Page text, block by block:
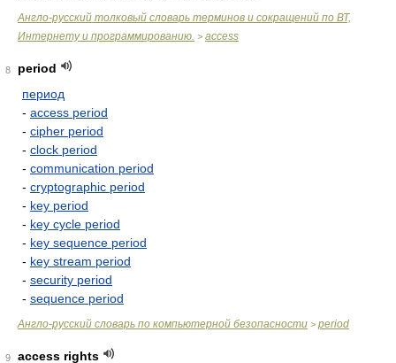
Англо-русский толковый словарь терминов и сокращений по ВТ,
Интернету и программированию. > access
8
period
период
- access period
- cipher period
- clock period
- communication period
- cryptographic period
- key period
- key cycle period
- key sequence period
- key stream period
- security period
- sequence period
Англо-русский словарь по компьютерной безопасности > period
9 access rights